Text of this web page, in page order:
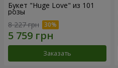
Букет "Huge Love" из 101
розы
8 227 грн
Заказать